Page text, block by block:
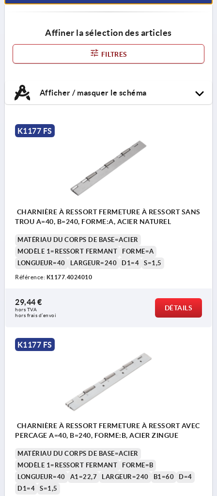
Affiner la sélection des articles
FILTRES
Afficher / masquer le schéma
K1177 FS
CHARNIÈRE À RESSORT FERMETURE À RESSORT SANS
TROU A=40, B=240, FORME:A, ACIER NATUREL
MATÉRIAU DU CORPS DE BASE=ACIER
MODÈLE 1=RESSORT FERMANT
FORME=A
LONGUEUR=40
LARGEUR=240 D1=4 S=1,5
Référence: K1177.4024010
29,44 €
hors TVA
hors frais d’envoi
DÉTAILS
K1177 FS
CHARNIÈRE À RESSORT FERMETURE À RESSORT AVEC
PERCAGE A=40, B=240, FORME:B, ACIER ZINGUE
MATÉRIAU DU CORPS DE BASE=ACIER
MODÈLE 1=RESSORT FERMANT
FORME=B
LONGUEUR=40
A1=22,7 LARGEUR=240 B1=60
D=4
D1=4
S=1,5